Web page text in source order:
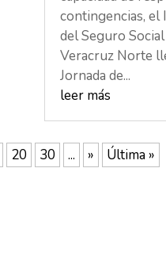
contingencias,
del Seguro
Veracruz Norte
Jornada de...
leer más
20 30 ... » Última »